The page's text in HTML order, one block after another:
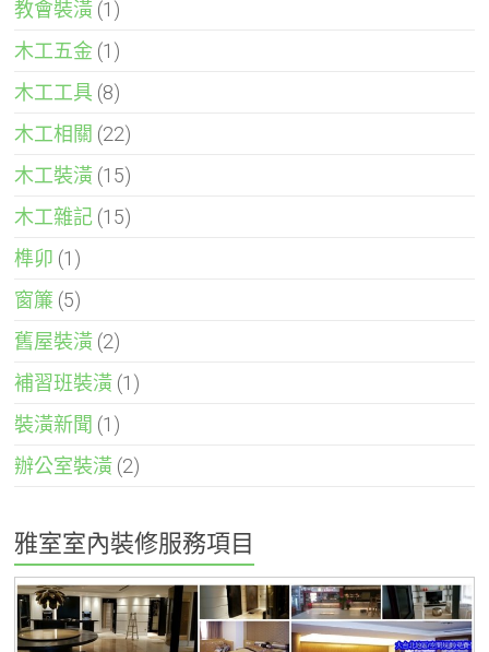
教會裝潢 (1)
木工五金 (1)
木工工具 (8)
木工相關 (22)
木工裝潢 (15)
木工雜記 (15)
榫卯 (1)
窗簾 (5)
舊屋裝潢 (2)
補習班裝潢 (1)
裝潢新聞 (1)
辦公室裝潢 (2)
雅室室內裝修服務項目